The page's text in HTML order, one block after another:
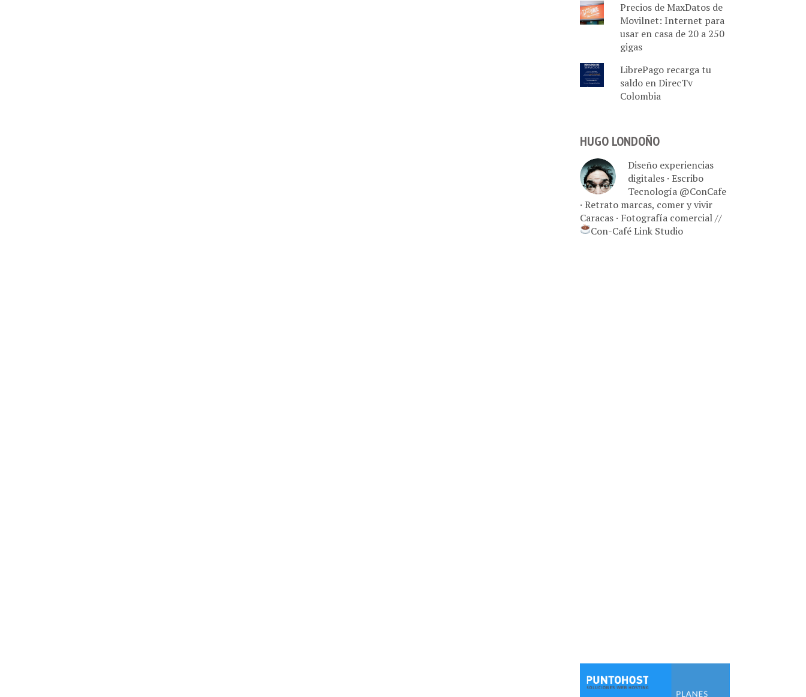
Precios de MaxDatos de
Movilnet: Internet para
usar en casa de 20 a 250
gigas
LibrePago recarga tu
saldo en DirecTv
Colombia
HUGO LONDOÑO
Diseño experiencias
digitales · Escribo
Tecnología @ConCafe
· Retrato marcas, comer y vivir
Caracas · Fotografía comercial //
Con-Café Link Studio